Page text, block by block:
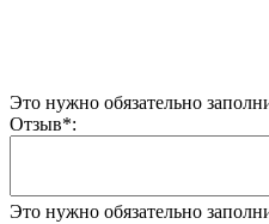
Это нужно обязательно
Отзыв*:
Это нужно обязательно